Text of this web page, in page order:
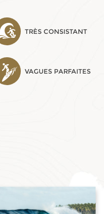
TRÈS CONSISTANT
VAGUES PARFAITES